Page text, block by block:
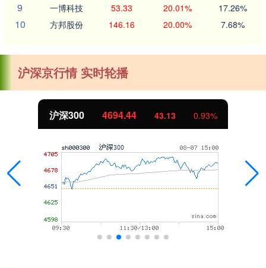
9 一博科技 53.33 20.01% 17.26%
10 方邦股份 146.16 20.00% 7.68%
沪深京行情 实时轮播
沪深300 4694.44 43.13 0.93%